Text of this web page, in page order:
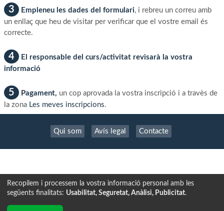
3 Empleneu les dades del formulari, i rebreu un correu amb
un enllaç que heu de visitar per verificar que el vostre email és
correcte.
4
El responsable del curs/activitat revisarà la vostra
informació
5 Pagament, un cop aprovada la vostra inscripció i a travès de
la zona Les meves inscripcions.
Qui som Avís legal Contacte
Tecnología exclusiva deINSCRIPCION.ONLINE
Recopilem i processem la vostra informació personal amb les
següents finalitats: Usabilitat, Seguretat, Anàlisi, Publicitat.